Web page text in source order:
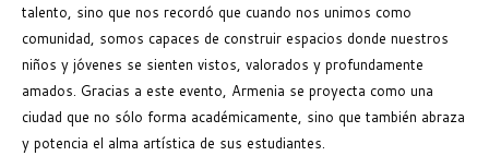
talento, sino que nos recordó que cuando nos unimos como
comunidad, somos capaces de construir espacios donde nuestros
niños y jóvenes se sienten vistos, valorados y profundamente
amados. Gracias a este evento, Armenia se proyecta como una
ciudad que no sólo forma académicamente, sino que también abraza
y potencia el alma artística de sus estudiantes.